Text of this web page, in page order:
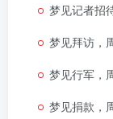
梦见记者招待会
梦见拜访，
梦见行军，
梦见捐款，